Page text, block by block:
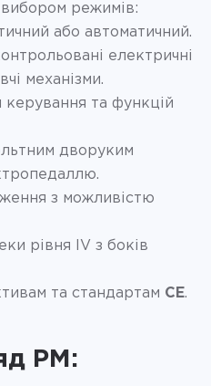
вибором режимів:
або автоматичний.
електричні
механізми.
та функцій
дворуким
з можливістю
рівня IV з боків
та стандартам CE.
PM: